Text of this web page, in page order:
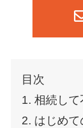
目次
1. 相続し
2. はじめ